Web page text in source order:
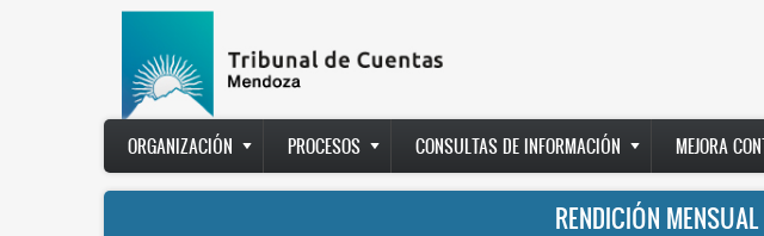
Main
navigation
ORGANIZACIÓN PROCESOS CONSULTAS DE INFORMACIÓN MEJORA
RENDICIÓN